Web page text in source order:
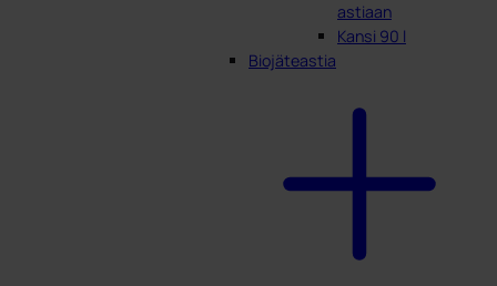
astiaan
Kansi 90 l
Biojäteastia